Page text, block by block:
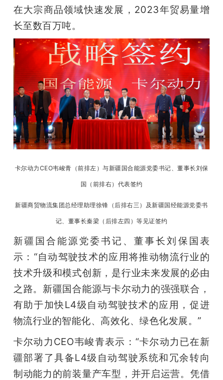
在大宗商品领域快速发展，2023年贸易量增
长至数百万吨。
卡尔动力CEO韦峻青（前排左）与新疆国合能源党委书记、董事长刘保
国（前排右）代表签约
新疆商贸物流集团总经理助理徐锋（后排右三）及新疆国经能源党委书
记、董事长秦梁（后排左四）等见证签约
新疆国合能源党委书记、董事长刘保国表
示：“自动驾驶技术的应用将推动物流行业的
技术升级和模式创新，是行业未来发展的必由
之路。新疆国合能源与卡尔动力的强强联合，
有助于加快L4级自动驾驶技术的应用，促进
物流行业的智能化、高效化、绿色化发展。”
卡尔动力CEO韦峻青表示：“卡尔动力已在新
疆部署了具备L4级自动驾驶系统和冗余转向
制动能力的前装量产车型，并开启运营。凭借